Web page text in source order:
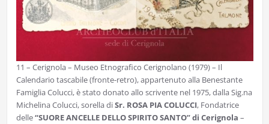
11 – Cerignola – Museo Etnografico Cerignolano (1979) – Il
Calendario tascabile (fronte-retro), appartenuto alla Benestante
Famiglia Colucci, è stato donato allo scrivente nel 1975, dalla Sig.na
Michelina Colucci, sorella diSr. ROSA PIA COLUCCI, Fondatrice
delle“SUORE ANCELLE DELLO SPIRITO SANTO” di Cerignola –